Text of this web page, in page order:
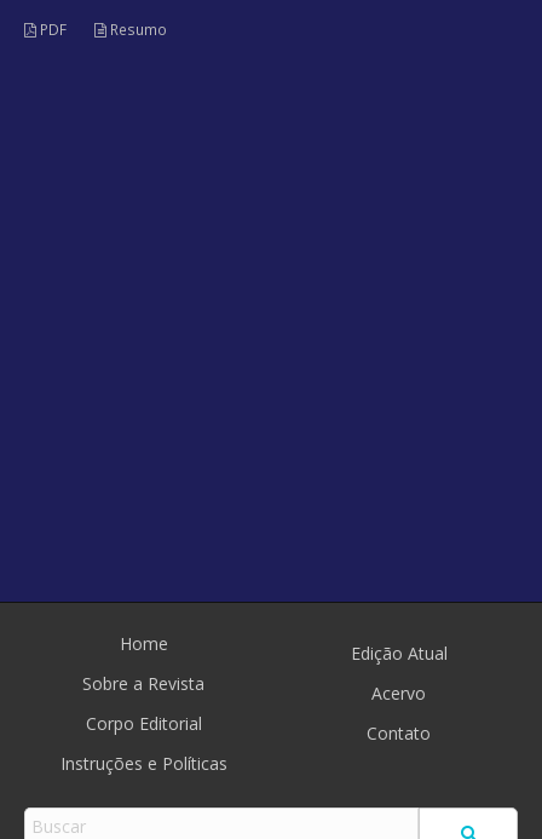
PDF Resumo
Home
Sobre a Revista
Corpo Editorial
Instruções e Políticas
Edição Atual
Acervo
Contato